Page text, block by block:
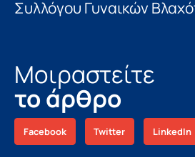
Συλλόγου Γυναικών
Μοιραστείτε
το άρθρο
Facebook Twitter LinkedIn